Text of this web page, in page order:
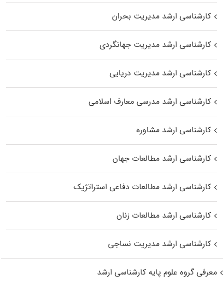
کارشناسی ارشد مدیریت بحران
کارشناسی ارشد مدیریت جهانگردی
کارشناسی ارشد مدیریت دریایی
کارشناسی ارشد مدرسی معارف اسلامی
کارشناسی ارشد مشاوره
کارشناسی ارشد مطالعات جهان
کارشناسی ارشد مطالعات دفاعی استراتژیک
کارشناسی ارشد مطالعات زنان
کارشناسی ارشد مدیریت نساجی
معرفی گروه علوم پایه کارشناسی ارشد